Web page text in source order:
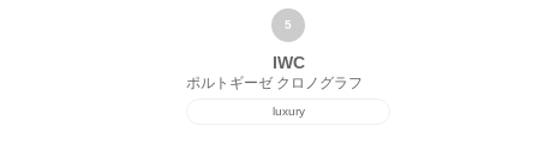
IWC
ポルトギーゼ クロノグラフ
luxury